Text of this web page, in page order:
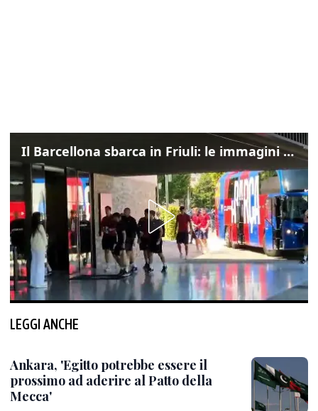
Il Barcellona sbarca in Friuli: le immagini dell'arrivo in albergo
LEGGI ANCHE
Ankara, 'Egitto potrebbe essere il
prossimo ad aderire al Patto della
Mecca'